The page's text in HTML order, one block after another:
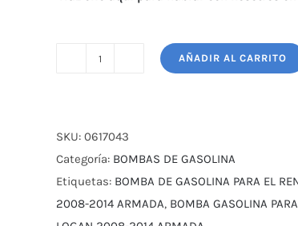
PARA
RENAULT
LOGAN
cantidad
AÑADIR AL CARRITO
SKU: 0617043
Categoría: BOMBAS DE GASOLINA
Etiquetas: BOMBA DE GASOLINA PARA EL
2008-2014 ARMADA, BOMBA GASOLINA